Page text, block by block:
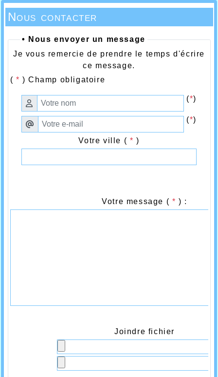
Nous contacter
• Nous envoyer un message
Je vous remercie de prendre le temps d'écrire
ce message.
( * ) Champ obligatoire
(*)
(*)
Votre ville ( * )
Votre message ( * ) :
Joindre fichier